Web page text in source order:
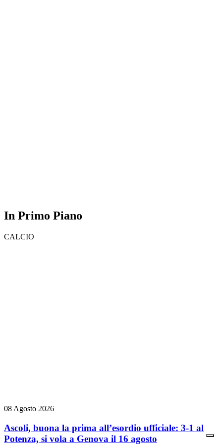
In Primo Piano
CALCIO
08 Agosto 2026
Ascoli, buona la prima all’esordio ufficiale: 3-1 al
Potenza, si vola a Genova il 16 agosto